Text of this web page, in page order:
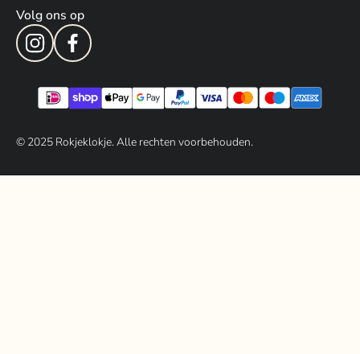
Volg ons op
© 2025Rokjeklokje. Alle rechten voorbehouden.